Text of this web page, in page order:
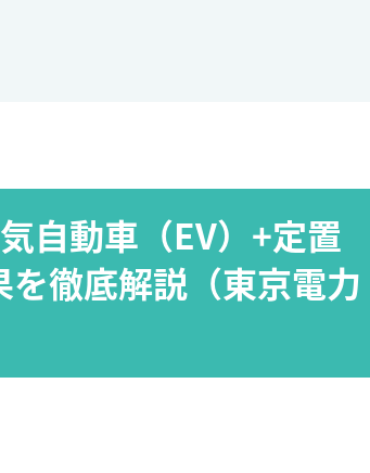
自動車（EV）+定置
徹底解説（東京電力